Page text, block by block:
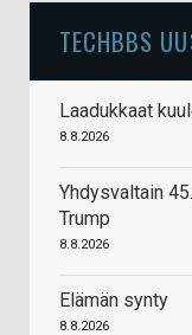
TECHBBS
Laadukkaat
8.8.2026
Yhdysvaltain
Trump
8.8.2026
Elämän synty
8.8.2026